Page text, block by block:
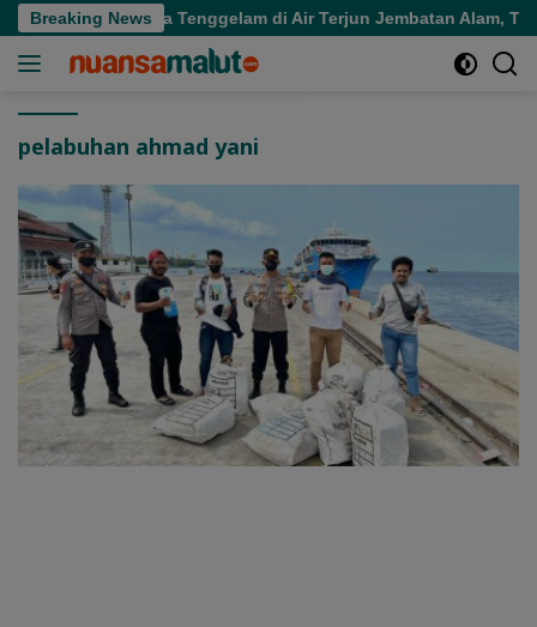
Langsung
ke
Breaking News
Halmahera Utara Tenggelam di Air Terjun Jembatan Alam, Tim
pelabuhan ahmad yani